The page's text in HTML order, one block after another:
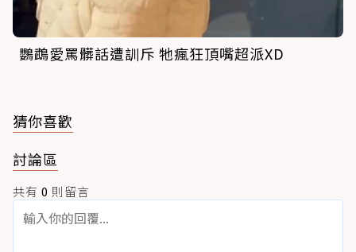
鸚鵡愛罵髒話遭訓斥 牠瘋狂頂嘴超派XD
猜你喜歡
討論區
共有 0 則留言